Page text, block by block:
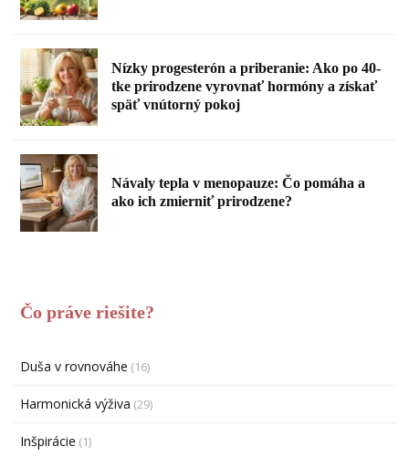
Nízky progesterón a priberanie: Ako po 40-
tke prirodzene vyrovnať hormóny a získať
späť vnútorný pokoj
Návaly tepla v menopauze: Čo pomáha a
ako ich zmierniť prirodzene?
Čo práve riešite?
Duša v rovnováhe (16)
Harmonická výživa (29)
Inšpirácie (1)